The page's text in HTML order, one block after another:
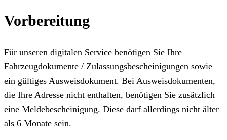
Vorbereitung
Für unseren digitalen Service benötigen Sie Ihre
Fahrzeugdokumente / Zulassungsbescheinigungen sowie
ein gültiges Ausweisdokument. Bei Ausweisdokumenten,
die Ihre Adresse nicht enthalten, benötigen Sie zusätzlich
eine Meldebescheinigung. Diese darf allerdings nicht älter
als 6 Monate sein.